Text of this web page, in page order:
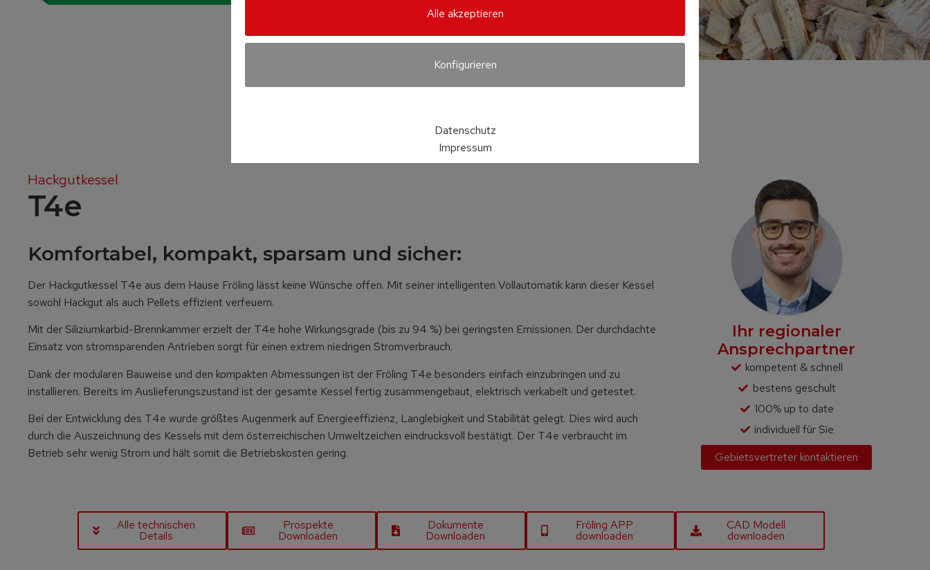
Hackgutkessel
T4e
Komfortabel, kompakt, sparsam und sicher:
Der Hackgutkessel T4e aus dem Hause Fröling lässt keine Wünsche offen. Mit seiner intelligenten Vollautomatik kann dieser Kessel
sowohl Hackgut als auch Pellets effizient verfeuern.
Mit der Siliziumkarbid-Brennkammer erzielt der T4e hohe Wirkungsgrade (bis zu 94 %) bei geringsten Emissionen. Der durchdachte
Einsatz von stromsparenden Antrieben sorgt für einen extrem niedrigen Stromverbrauch.
Dank der modularen Bauweise und den kompakten Abmessungen ist der Fröling T4e besonders einfach einzubringen und zu
installieren. Bereits im Auslieferungszustand ist der gesamte Kessel fertig zusammengebaut, elektrisch verkabelt und getestet.
Bei der Entwicklung des T4e wurde größtes Augenmerk auf Energieeffizienz, Langlebigkeit und Stabilität gelegt. Dies wird auch
durch die Auszeichnung des Kessels mit dem österreichischen Umweltzeichen eindrucksvoll bestätigt. Der T4e verbraucht im
Betrieb sehr wenig Strom und hält somit die Betriebskosten gering.
Ihr regionaler
Ansprechpartner
kompetent & schnell
bestens geschult
100% up to date
individuell für Sie
Gebietsvertreter kontaktieren
Alle technischen
Details
Prospekte
Downloaden
Dokumente
Downloaden
Fröling APP
downloaden
CAD Modell
downloaden
Alle akzeptieren
Konfigurieren
Datenschutz
Impressum